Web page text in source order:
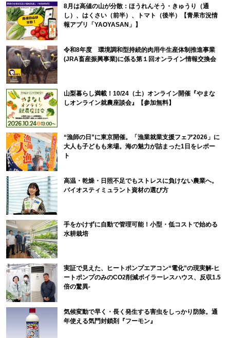
8月は高値の山が分散：ほうれんそう・きゅうり（通
し）、はくさい（前半）、トマト（後半）【青果市況情
報アプリ「YAOYASAN」】
令和8年度 環境調和型持続的肉用牛生産体制推進事業
(JRA畜産振興事業)に係る第１回オンライン情報交換会
山梨暮らし満載！10/24（土）オンライン開催『やまな
しオンライン就農座談会』【参加無料】
“漁師の日”に東京開催。「漁業就業支援フェア2026」に
大人も子どもも来場。海の魅力が詰まった1日をレポー
ト
高温・乾燥・日照不足でもストレスに負けない農業へ。
バイオスティミュラント資材の選び方
手をかけずに自動で管理可能！小型・低コストで始める
水耕栽培
実証で見えた、ヒートポンプエアコン“電化”の現実解-ヒ
ートポンプのみのCO2削減ボイラーレスハウス、反収1.5
倍の驚異-
気候変動で早く・長く発生する害虫をしっかり防除。通
年使える気門封鎖剤『フーモン』